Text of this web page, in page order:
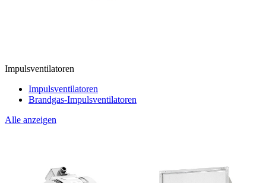
Impulsventilatoren
Impulsventilatoren
Brandgas-Impulsventilatoren
Alle anzeigen